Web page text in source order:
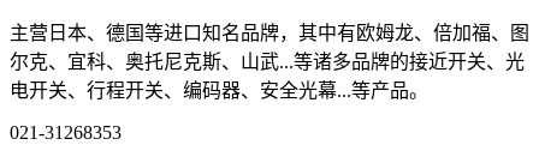
主营日本、德国等进口知名品牌，其中有欧姆龙、倍加福、图
尔克、宜科、奥托尼克斯、山武...等诸多品牌的接近开关、光
电开关、行程开关、编码器、安全光幕...等产品。
021-31268353